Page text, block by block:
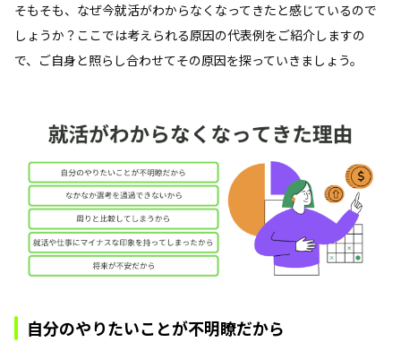
そもそも、なぜ今就活がわからなくなってきたと感じているので
しょうか？ここでは考えられる原因の代表例をご紹介しますの
で、ご自身と照らし合わせてその原因を探っていきましょう。
自分のやりたいことが不明瞭だから